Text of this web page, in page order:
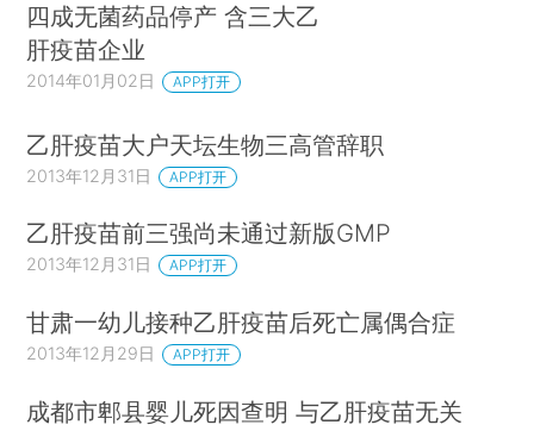
四成无菌药品停产 含三大乙
肝疫苗企业
2014年01月02日 APP打开
乙肝疫苗大户天坛生物三高管辞职
2013年12月31日 APP打开
乙肝疫苗前三强尚未通过新版GMP
2013年12月31日 APP打开
甘肃一幼儿接种乙肝疫苗后死亡属偶合症
2013年12月29日 APP打开
成都市郫县婴儿死因查明 与乙肝疫苗无关